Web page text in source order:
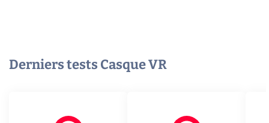
Derniers tests Casque VR